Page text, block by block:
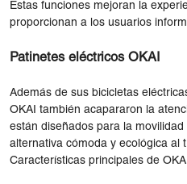
Estas funciones mejoran la
proporcionan a los usuarios
Patinetes eléctricos OKAI
Además de sus bicicletas
OKAI también acapararon la
están diseñados para la
alternativa cómoda y ecológica al
Características principales de OKAI